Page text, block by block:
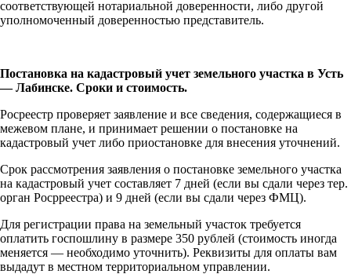
соответствующей нотариальной доверенности, либо другой
уполномоченный доверенностью представитель.
Постановка на кадастровый учет земельного участка в Усть
— Лабинске. Сроки и стоимость.
Росреестр проверяет заявление и все сведения, содержащиеся в
межевом плане, и принимает решении о постановке на
кадастровый учет либо приостановке для внесения уточнений.
Срок рассмотрения заявления о постановке земельного участка
на кадастровый учет составляет 7 дней (если вы сдали через тер.
орган Росрреестра) и 9 дней (если вы сдали через ФМЦ).
Для регистрации права на земельный участок требуется
оплатить госпошлину в размере 350 рублей (стоимость иногда
меняется — необходимо уточнить). Реквизиты для оплаты вам
выдадут в местном территориальном управлении.